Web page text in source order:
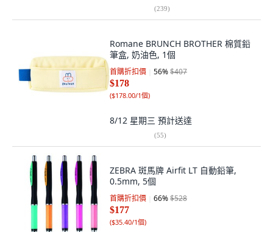
(239)
Romane BRUNCH BROTHER 棉質鉛
筆盒, 奶油色, 1個
首購折扣價 56%$407
$178
($178.00/1個)
8/12 星期三 預計送達
(55)
ZEBRA 斑馬牌 Airfit LT 自動鉛筆,
0.5mm, 5個
首購折扣價 66%$528
$177
($35.40/1個)